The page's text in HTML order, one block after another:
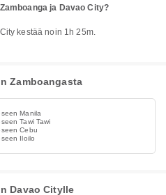
ja Davao City?
kestää noin 1h 25m.
Zamboangasta
Manila
Tawi Tawi
Cebu
Iloilo
Davao Citylle